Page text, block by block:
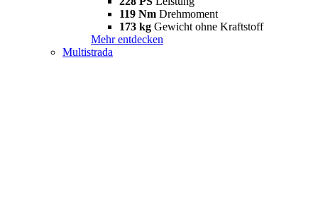
119 Nm Drehmoment
173 kg Gewicht ohne Kraftstoff
Mehr entdecken
Multistrada